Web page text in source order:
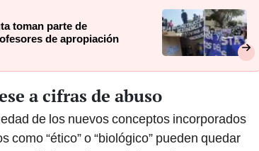
toman parte de
de apropiación
a cifras de abuso
de los nuevos conceptos incorporados
como “ético” o “biológico” pueden quedar